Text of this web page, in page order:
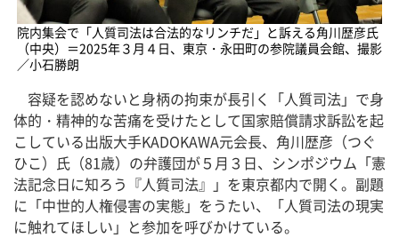
院内集会で「人質司法は合法的なリンチだ」と訴える角川歴彦氏
（中央）＝2025年３月４日、東京・永田町の参院議員会館、撮影
／小石勝朗
容疑を認めないと身柄の拘束が長引く「人質司法」で身
体的・精神的な苦痛を受けたとして国家賠償請求訴訟を起
こしている出版大手KADOKAWA元会長、角川歴彦（つぐ
ひこ）氏（81歳）の弁護団が５月３日、シンポジウム「憲
法記念日に知ろう『人質司法』」を東京都内で開く。副題
に「中世的人権侵害の実態」をうたい、「人質司法の現実
に触れてほしい」と参加を呼びかけている。